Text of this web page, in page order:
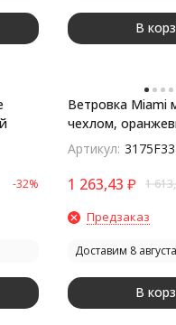
В
-32%
Ветровка Miami
чехлом,
Артикул:
1 263,43 ₽ 1
Предзаказ
Доставим 8 августа
В